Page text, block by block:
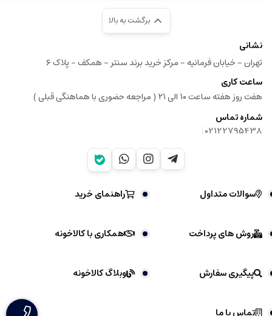
برگشت به بالا
نشانی
تهران - خیابان فرمانیه - مرکز خرید برند سنتر - همکف - پلاک ۶
ساعت کاری
هفت روز هفته ساعت ۱۰ الی ۲۱ ( مراجعه حضوری با هماهنگی قبلی )
شماره تماس
02122795438
|
سوالات متداول راهنمای خرید
روش های پرداخت همکاری با کالاخونه
پیگیری سفارش وبلاگ کالاخونه
تماس با ما